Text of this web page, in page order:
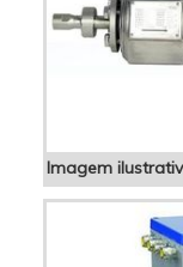
Imagem